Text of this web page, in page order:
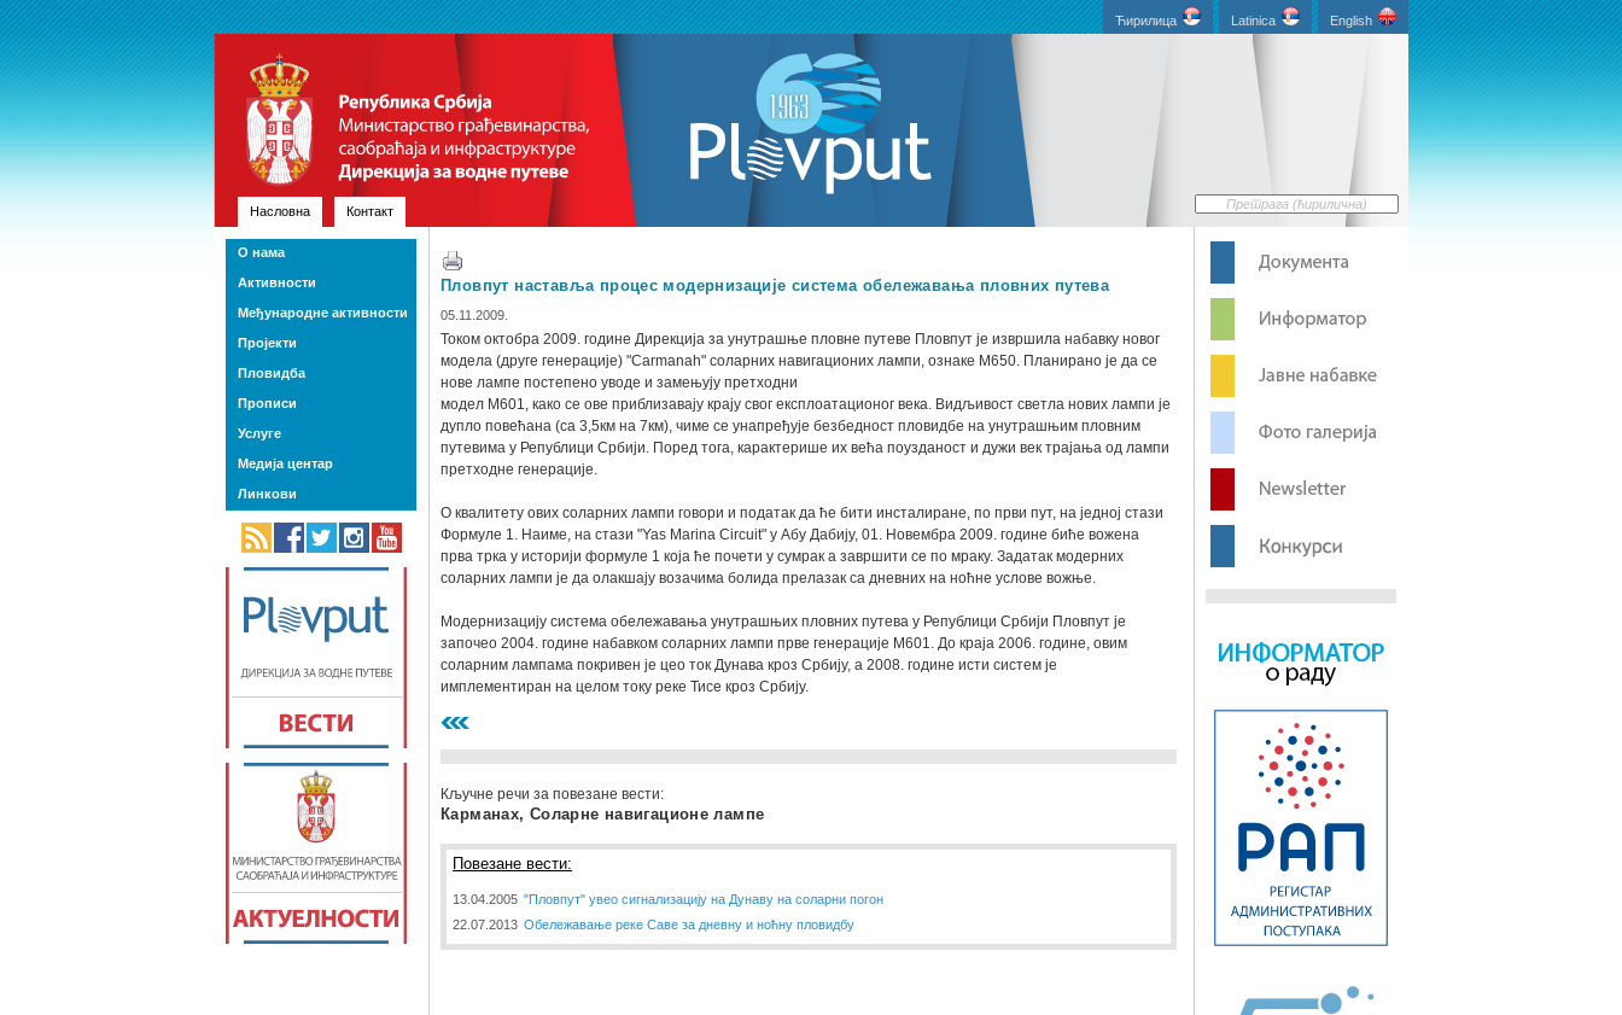
English
Latinica
Ћирилица
Насловна Контакт
Пловпут наставља процес модернизације система обележавања пловних путева
05.11.2009.
Током октобра 2009. године Дирекција за унутрашње пловне путеве Пловпут је извршила набавку новог
модела (друге генерације) "Carmanah" соларних навигационих лампи, ознаке М650. Планирано је да се
нове лампе постепено уводе и замењују претходни
модел М601, како се ове приблизавају крају свог експлоатационог века. Видљивост светла нових лампи је
дупло повећана (са 3,5км на 7км), чиме се унапређује безбедност пловидбе на унутрашњим пловним
путевима у Републици Србији. Поред тога, карактерише их већа поузданост и дужи век трајања од лампи
претходне генерације.
О квалитету ових соларних лампи говори и податак да ће бити инсталиране, по први пут, на једној стази
Формуле 1. Наиме, на стази "Yas Marina Circuit" у Абу Дабију, 01. Новембра 2009. године биће вожена
прва трка у историји формуле 1 која ће почети у сумрак а завршити се по мраку. Задатак модерних
соларних лампи је да олакшају возачима болида прелазак са дневних на ноћне услове вожње.
Модернизацију система обележавања унутрашњих пловних путева у Републици Србији Пловпут је
започео 2004. године набавком соларних лампи прве генерације М601. До краја 2006. године, овим
соларним лампама покривен је цео ток Дунава кроз Србију, а 2008. године исти систем је
имплементиран на целом току реке Тисе кроз Србију.
Кључне речи за повезане вести:
Карманах, Соларне навигационе лампе
Повезане вести:
13.04.2005 "Пловпут" увео сигнализацију на Дунаву на соларни погон
22.07.2013 Обележавање реке Саве за дневну и ноћну пловидбу
О нама
Активности
Међународне активности
Пројекти
Пловидба
Прописи
Услуге
Медија центар
Линкови